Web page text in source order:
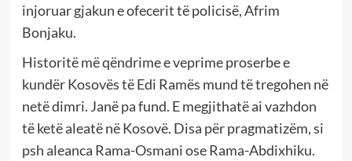
injoruar gjakun e ofecerit të policisë, Afrim
Bonjaku.
Historitë më qëndrime e veprime proserbe e
kundër Kosovës të Edi Ramës mund të tregohen në
netë dimri. Janë pa fund. E megjithatë ai vazhdon
të ketë aleatë në Kosovë. Disa për pragmatizëm, si
psh aleanca Rama-Osmani ose Rama-Abdixhiku.